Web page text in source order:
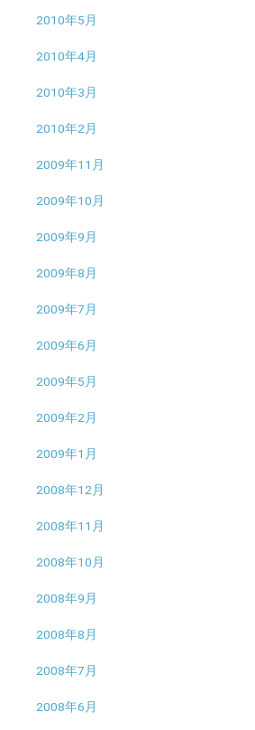
2010年5月
2010年4月
2010年3月
2010年2月
2009年11月
2009年10月
2009年9月
2009年8月
2009年7月
2009年6月
2009年5月
2009年2月
2009年1月
2008年12月
2008年11月
2008年10月
2008年9月
2008年8月
2008年7月
2008年6月